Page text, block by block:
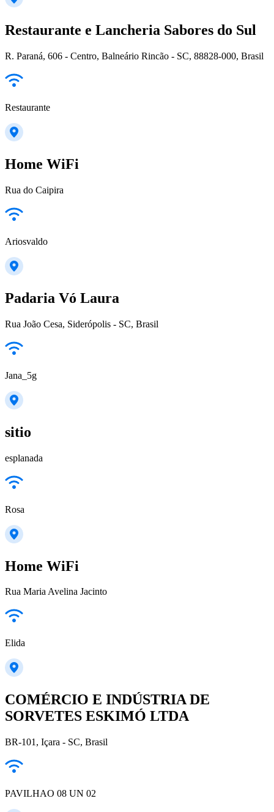
Restaurante e Lancheria Sabores do Sul
R. Paraná, 606 - Centro, Balneário Rincão - SC, 88828-000, Brasil
Restaurante
Home WiFi
Rua do Caipira
Ariosvaldo
Padaria Vó Laura
Rua João Cesa, Siderópolis - SC, Brasil
Jana_5g
sitio
esplanada
Rosa
Home WiFi
Rua Maria Avelina Jacinto
Elida
COMÉRCIO E INDÚSTRIA DE
SORVETES ESKIMÓ LTDA
BR-101, Içara - SC, Brasil
PAVILHAO 08 UN 02